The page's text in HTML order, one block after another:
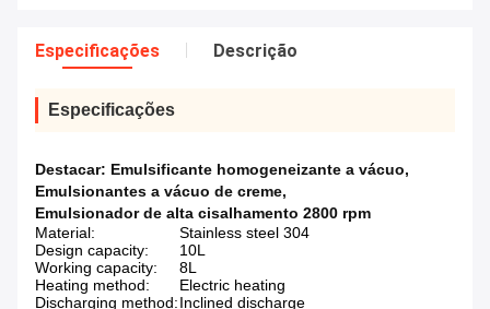
Especificações Descrição
Especificações
Destacar: Emulsificante homogeneizante a vácuo,
Emulsionantes a vácuo de creme,
Emulsionador de alta cisalhamento 2800 rpm
Material:
Stainless steel 304
Design capacity:
10L
Working capacity:
8L
Heating method:
Electric heating
Discharging method:Inclined discharge